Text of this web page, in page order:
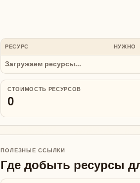
РЕСУРС НУЖНО
Загружаем ресурсы...
СТОИМОСТЬ РЕСУРСОВ
0
ПОЛЕЗНЫЕ ССЫЛКИ
Где добыть ресурсы